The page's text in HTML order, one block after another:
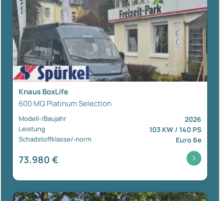
Knaus BoxLife
600 MQ Platinum Selection
Modell-/Baujahr 2026
Leistung 103 KW / 140 PS
Schadstoffklasse/-norm Euro 6e
73.980 €